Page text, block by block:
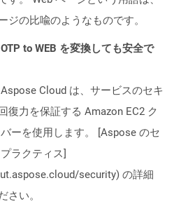
ジの比喩のようなものです。
to WEB を変換しても安全で
Cloud は、サービスのセキ
復力を保証する Amazon EC2 ク
ーを使用します。 [Aspose のセ
ラクティス]
security) の詳細
さい。